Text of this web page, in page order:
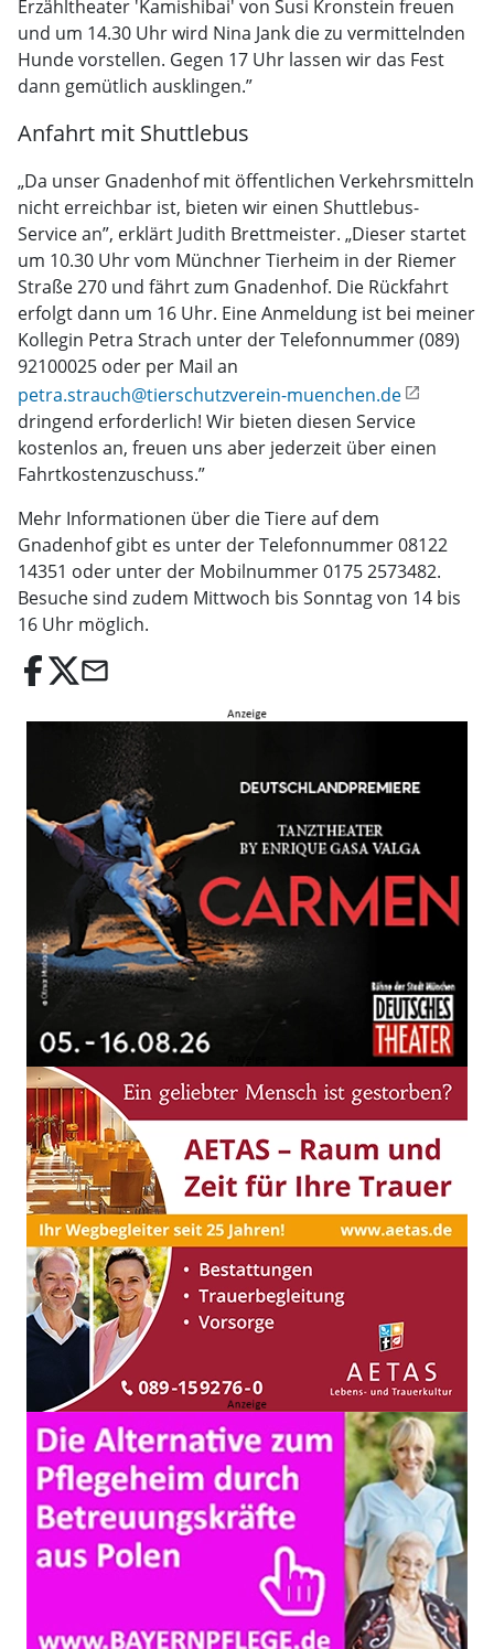
Erzähltheater 'Kamishibai' von Susi Kronstein freuen
und um 14.30 Uhr wird Nina Jank die zu vermittelnden
Hunde vorstellen. Gegen 17 Uhr lassen wir das Fest
dann gemütlich ausklingen.”
Anfahrt mit Shuttlebus
„Da unser Gnadenhof mit öffentlichen Verkehrsmitteln
nicht erreichbar ist, bieten wir einen Shuttlebus-
Service an”, erklärt Judith Brettmeister. „Dieser startet
um 10.30 Uhr vom Münchner Tierheim in der Riemer
Straße 270 und fährt zum Gnadenhof. Die Rückfahrt
erfolgt dann um 16 Uhr. Eine Anmeldung ist bei meiner
Kollegin Petra Strach unter der Telefonnummer (089)
92100025 oder per Mail an
petra.strauch@tierschutzverein-muenchen.de
dringend erforderlich! Wir bieten diesen Service
kostenlos an, freuen uns aber jederzeit über einen
Fahrtkostenzuschuss.”
Mehr Informationen über die Tiere auf dem
Gnadenhof gibt es unter der Telefonnummer 08122
14351 oder unter der Mobilnummer 0175 2573482.
Besuche sind zudem Mittwoch bis Sonntag von 14 bis
16 Uhr möglich.
email